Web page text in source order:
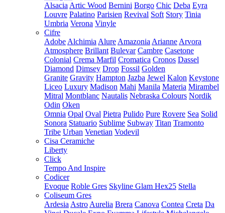
Alsacia Artic Wood Bernini Borgo Chic Deba Eyra
Louvre Palatino Parisien Revival Soft Story Tinia
Umbria Verona Vinyle
Cifre
Adobe Alchimia Alure Amazonia Arianne Arvora
Atmosphere Brillant Bulevar Cambre Casetone
Colonial Crema Marfil Cromatica Cronos Dassel
Diamond Dimsey Drop Fossil Golden
Granite Gravity Hampton Jazba Jewel Kalon Keystone
Liceo Luxury Madison Mahi Manila Materia Mirambel
Mitral Montblanc Nautalis Nebraska Colours Nordik
Odin Oken
Omnia Opal Oval Pietra Pulido Pure Rovere Sea Solid
Sonora Statuario Sublime Subway Titan Tramonto
Tribe Urban Venetian Vodevil
Cisa Ceramiche
Liberty
Click
Tempo And Inspire
Codicer
Evoque Roble Gres Skyline Glam Hex25 Stella
Coliseum Gres
Ardesia Astro Aurelia Brera Canova Contea Creta Da